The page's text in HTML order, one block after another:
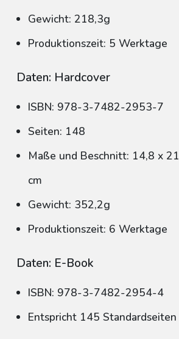
Gewicht: 218,3g
Produktionszeit: 5 Werktage
Daten: Hardcover
ISBN: 978-3-7482-2953-7
Seiten: 148
Maße und Beschnitt: 14,8 x 21
cm
Gewicht: 352,2g
Produktionszeit: 6 Werktage
Daten: E-Book
ISBN: 978-3-7482-2954-4
Entspricht 145 Standardseiten